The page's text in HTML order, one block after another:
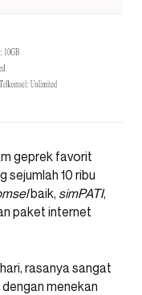
geprek favorit
sejumlah 10 ribu
baik, simPATI,
paket internet
rasanya sangat
menekan